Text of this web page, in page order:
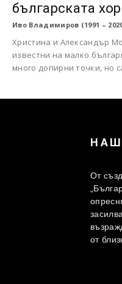
българската
Иво Владимиров (1991 –
Христина и Александър
известни на малко
много допирни точки, но
От
от